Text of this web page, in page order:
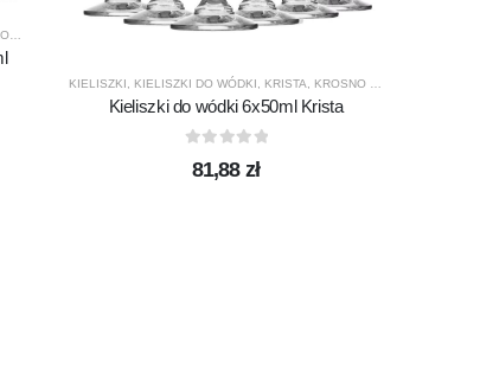
PRODUKTY,VENEZIA
KIELISZKI KIELISZKI DO WÓDKI KRISTA KROSNO GLASS
Kieliszki do wódki 6x50ml Krista
81,88 zł